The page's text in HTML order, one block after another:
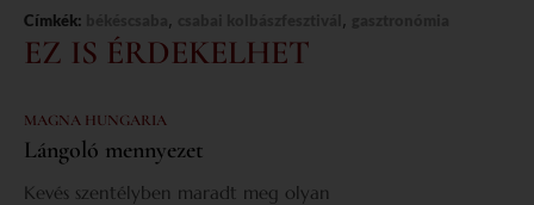
Címkék: , ,
EZ IS ÉRDEKELHET
MAGNA HUNGARIA
Lángoló mennyezet
Kevés szentélyben maradt meg olyan